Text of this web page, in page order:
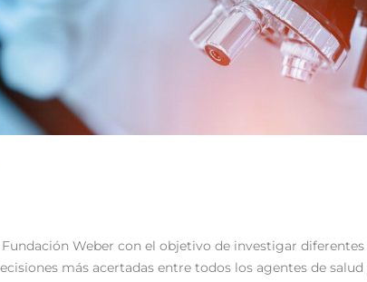
Weber con el objetivo de investigar
más acertadas entre todos los agentes de